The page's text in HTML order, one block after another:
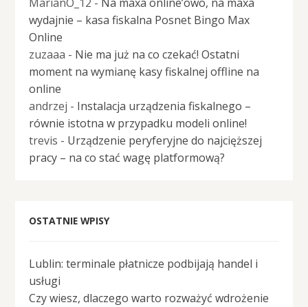
MarianO_12 - Na maxa online’owo, na maxa
wydajnie – kasa fiskalna Posnet Bingo Max
Online
zuzaaa - Nie ma już na co czekać! Ostatni
moment na wymianę kasy fiskalnej offline na
online
andrzej - Instalacja urządzenia fiskalnego –
równie istotna w przypadku modeli online!
trevis - Urządzenie peryferyjne do najcięższej
pracy – na co stać wagę platformową?
OSTATNIE WPISY
Lublin: terminale płatnicze podbijają handel i
usługi
Czy wiesz, dlaczego warto rozważyć wdrożenie